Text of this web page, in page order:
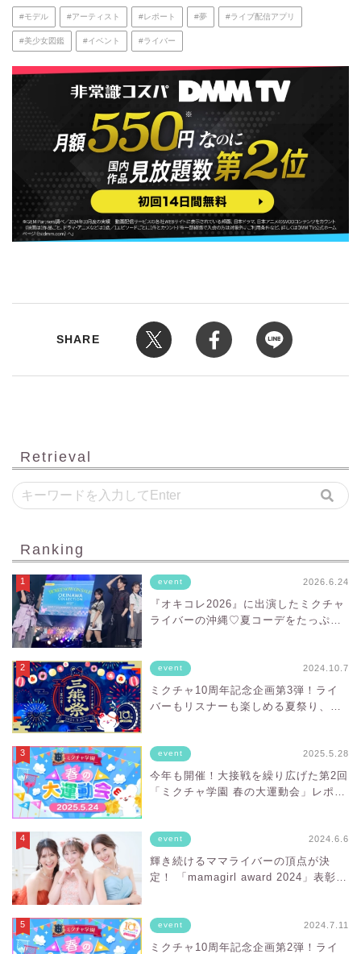
#モデル #アーティスト #レポート #夢 #ライブ配信アプリ
#美少女図鑑 #イベント #ライバー
SHARE
Retrieval
Ranking
event 2026.6.24
『オキコレ2026』に出演したミクチャ
ライバーの沖縄♡夏コーデをたっぷり
event 2024.10.7
ミクチャ10周年記念企画第3弾！ライ
バーもリスナーも楽しめる夏祭り、
event 2025.5.28
今年も開催！大接戦を繰り広げた第2回
「ミクチャ学園 春の大運動会」レポー
event 2024.6.6
輝き続けるママライバーの頂点が決
定！ 「mamagirl award 2024」表彰式
event 2024.7.11
ミクチャ10周年記念企画第2弾！ライ